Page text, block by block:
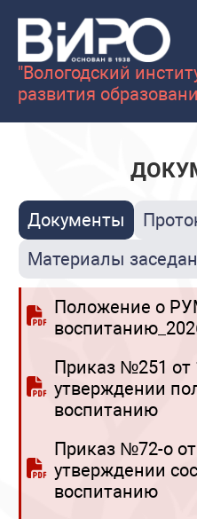
"Вологодский
развития
Документы
Материалы
Положение о
Приказ №251 от
утверждении
воспитанию
Приказ №72-о
утверждении
воспитанию